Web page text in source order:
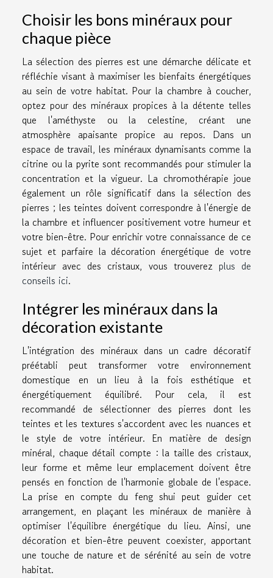
Choisir les bons minéraux pour
chaque pièce
La sélection des pierres est une démarche délicate et
réfléchie visant à maximiser les bienfaits énergétiques
au sein de votre habitat. Pour la chambre à coucher,
optez pour des minéraux propices à la détente telles
que l'améthyste ou la celestine, créant une
atmosphère apaisante propice au repos. Dans un
espace de travail, les minéraux dynamisants comme la
citrine ou la pyrite sont recommandés pour stimuler la
concentration et la vigueur. La chromothérapie joue
également un rôle significatif dans la sélection des
pierres ; les teintes doivent correspondre à l'énergie de
la chambre et influencer positivement votre humeur et
votre bien-être. Pour enrichir votre connaissance de ce
sujet et parfaire la décoration énergétique de votre
intérieur avec des cristaux, vous trouverez plus de
conseils ici.
Intégrer les minéraux dans la
décoration existante
L'intégration des minéraux dans un cadre décoratif
préétabli peut transformer votre environnement
domestique en un lieu à la fois esthétique et
énergétiquement équilibré. Pour cela, il est
recommandé de sélectionner des pierres dont les
teintes et les textures s'accordent avec les nuances et
le style de votre intérieur. En matière de design
minéral, chaque détail compte : la taille des cristaux,
leur forme et même leur emplacement doivent être
pensés en fonction de l'harmonie globale de l'espace.
La prise en compte du feng shui peut guider cet
arrangement, en plaçant les minéraux de manière à
optimiser l'équilibre énergétique du lieu. Ainsi, une
décoration et bien-être peuvent coexister, apportant
une touche de nature et de sérénité au sein de votre
habitat.